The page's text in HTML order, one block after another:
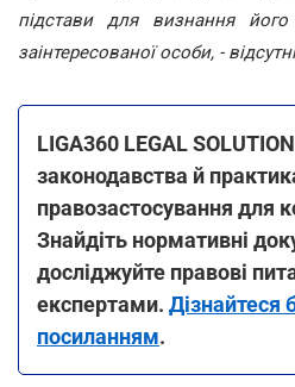
підстави для визнання
заінтересованої особи, -
LIGA360 LEGAL
законодавства й
правозастосування для
Знайдіть нормативні
досліджуйте правові
експертами. Дізнайтеся
посиланням.